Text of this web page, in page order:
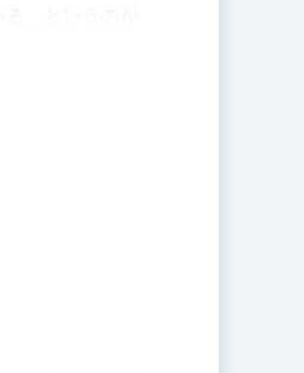
まり嫌な人に
利己的な行動